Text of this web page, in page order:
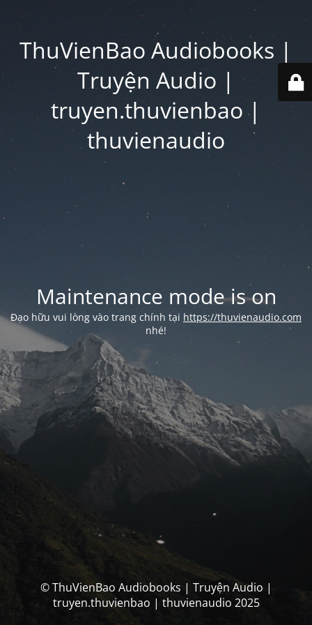
ThuVienBao Audiobooks |
Truyện Audio |
truyen.thuvienbao |
thuvienaudio
Maintenance mode is on
Đạo hữu vui lòng vào trang chính tại https://thuvienaudio.com
nhé!
© ThuVienBao Audiobooks | Truyện Audio |
truyen.thuvienbao | thuvienaudio 2025